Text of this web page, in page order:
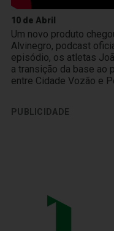
10 de Abril
Um novo produto
Alvinegro, podcast
episódio, os atletas
a transição da base ao
entre Cidade Vozão e
PUBLICIDADE